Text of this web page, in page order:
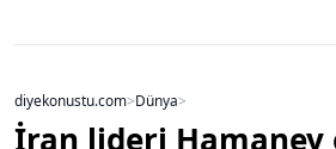
diyekonustu.com>Dünya>
İran lideri